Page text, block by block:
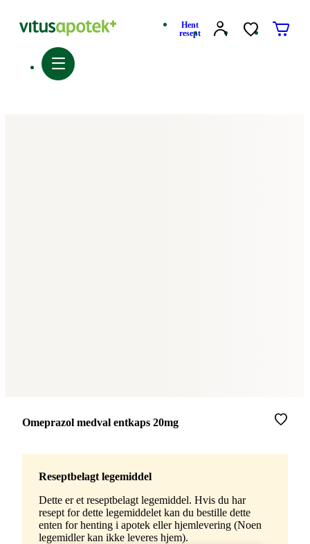
Hent
resept
Merke:
Omeprazol medval entkaps 20mg
Reseptbelagt legemiddel
Dette er et reseptbelagt legemiddel. Hvis du har
resept for dette legemiddelet kan du bestille dette
enten for henting i apotek eller hjemlevering (Noen
legemidler kan ikke leveres hjem).